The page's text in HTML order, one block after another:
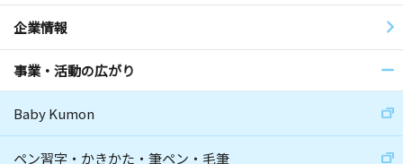
企業情報
事業・活動の広がり
Baby Kumon
ペン習字・かきかた・筆ペン・毛筆